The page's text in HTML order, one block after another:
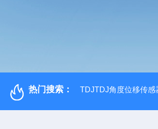
热门搜索： TDJTDJ角度位移传感